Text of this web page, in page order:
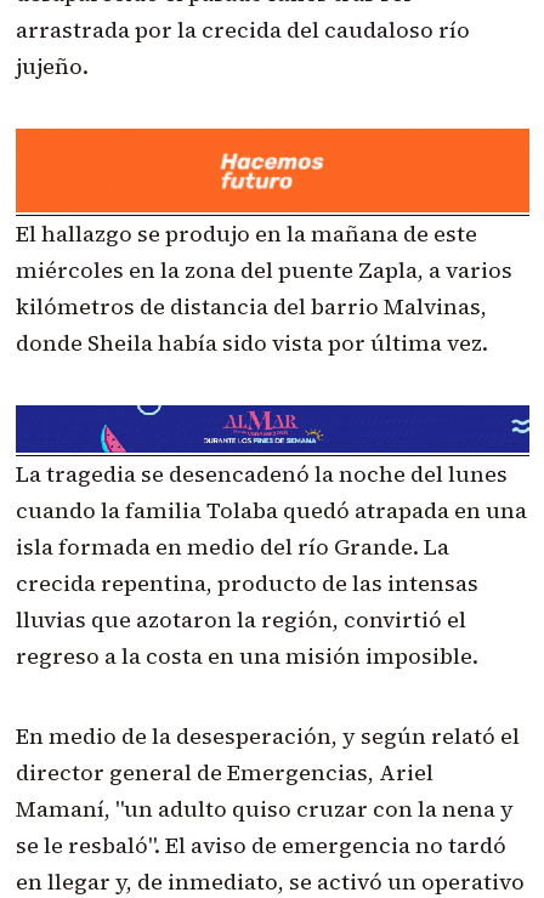
arrastrada por la crecida del caudaloso río
jujeño.
El hallazgo se produjo en la mañana de este
miércoles en la zona del puente Zapla, a varios
kilómetros de distancia del barrio Malvinas,
donde Sheila había sido vista por última vez.
La tragedia se desencadenó la noche del lunes
cuando la familia Tolaba quedó atrapada en una
isla formada en medio del río Grande. La
crecida repentina, producto de las intensas
lluvias que azotaron la región, convirtió el
regreso a la costa en una misión imposible.
En medio de la desesperación, y según relató el
director general de Emergencias, Ariel
Mamaní, "un adulto quiso cruzar con la nena y
se le resbaló". El aviso de emergencia no tardó
en llegar y, de inmediato, se activó un operativo